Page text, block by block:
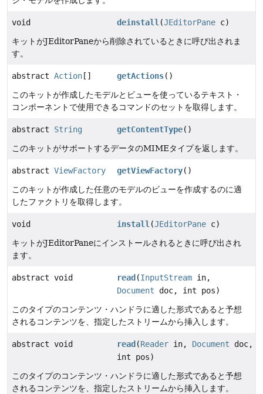
void deinstall(JEditorPane c)
キットがJEditorPaneから削除されているときに呼び出されま
す。
abstract Action [] getActions()
このキットが作成したモデルとビューを使っているテキスト・
コンポーネントで使用できるコマンドのセットを取得します。
abstract String getContentType()
このキットがサポートするデータのMIMEタイプを返します。
abstract ViewFactory getViewFactory()
このキットが作成した任意のモデルのビューを作成するのに適
したファクトリを取得します。
void install(JEditorPane c)
キットがJEditorPaneにインストールされるときに呼び出され
ます。
abstract void read (InputStream in,
Document doc, int pos)
このタイプのコンテンツ・ハンドラに適した形式であると予想
されるコンテンツを、指定したストリームから挿入します。
abstract void read (Reader in, Document doc,
int pos)
このタイプのコンテンツ・ハンドラに適した形式であると予想
されるコンテンツを、指定したストリームから挿入します。